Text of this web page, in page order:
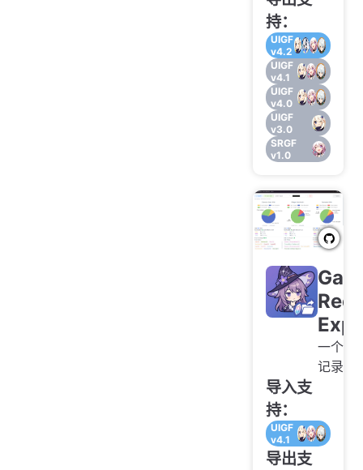
持：
UIGF
v4.2
UIGF
v4.1
UIGF
v4.0
UIGF
v3.0
SRGF
v1.0
一个小
记录抽
导入支
持：
UIGF
v4.1
导出支